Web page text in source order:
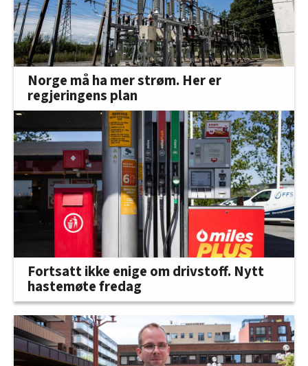
Norge må ha mer strøm. Her er
regjeringens plan
Fortsatt ikke enige om drivstoff. Nytt
hastemøte fredag